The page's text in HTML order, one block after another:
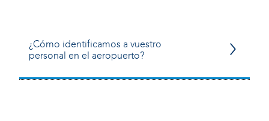
¿Cómo identificamos a vuestro
personal en el aeropuerto?